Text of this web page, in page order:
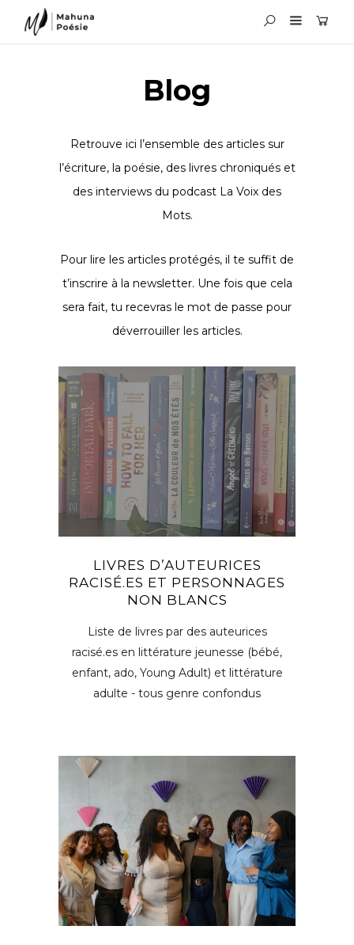
Blog
Retrouve ici l’ensemble des articles sur
l’écriture, la poésie, des livres chroniqués et
des interviews du podcast La Voix des
Mots.
Pour lire les articles protégés, il te suffit de
t’inscrire à la newsletter. Une fois que cela
sera fait, tu recevras le mot de passe pour
déverrouiller les articles.
LIVRES D’AUTEURICES
RACISÉ.ES ET PERSONNAGES
NON BLANCS
Liste de livres par des auteurices
racisé.es en littérature jeunesse (bébé,
enfant, ado, Young Adult) et littérature
adulte - tous genre confondus